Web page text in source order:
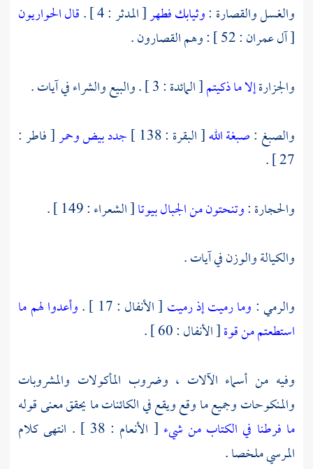
والغسل والقصارة :وثيابك فطهر[ المدثر : 4 ] .
قال الحواريون
[ آل عمران : 52 ] : وهم القصارون .
والجزارةإلا ما ذكيتم[ المائدة : 3 ] . والبيع والشراء في آيات .
والصبغ :صبغة الله[ البقرة : 138 ] جدد بيض وحمر[ فاطر :
27 ] .
والحجارة :وتنحتون من الجبال بيوتا[ الشعراء : 149 ] .
والكيالة والوزن في آيات .
والرمي : وما رميت إذ رميت [ الأنفال : 17 ] .
وأعدوا لهم ما
استطعتم من قوة[ الأنفال : 60 ] .
وفيه من أسماء الآلات ، وضروب المأكولات والمشروبات
والمنكوحات وجميع ما وقع ويقع في الكائنات ما يحقق معنى قوله
ما فرطنا في الكتاب من شيء
[ الأنعام : 38 ] . انتهى كلام
المرسي ملخصا .